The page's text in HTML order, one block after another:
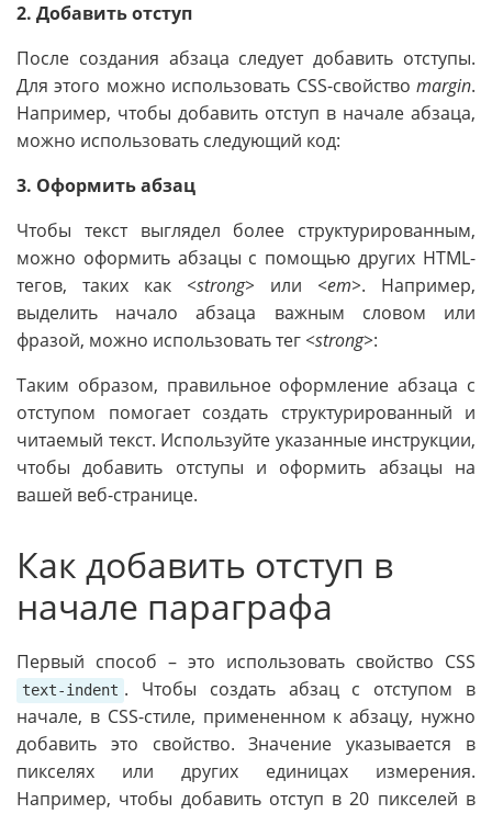
2. Добавить отступ
После создания абзаца следует добавить отступы.
Для этого можно использовать CSS-свойство margin.
Например, чтобы добавить отступ в начале абзаца,
можно использовать следующий код:
3. Оформить абзац
Чтобы текст выглядел более структурированным,
можно оформить абзацы с помощью других HTML-
тегов, таких как <strong> или <em>. Например,
выделить начало абзаца важным словом или
фразой, можно использовать тег <strong>:
Таким образом, правильное оформление абзаца с
отступом помогает создать структурированный и
читаемый текст. Используйте указанные инструкции,
чтобы добавить отступы и оформить абзацы на
вашей веб-странице.
Как добавить отступ в
начале параграфа
Первый способ – это использовать свойство CSS
text-indent . Чтобы создать абзац с отступом в
начале, в CSS-стиле, примененном к абзацу, нужно
добавить это свойство. Значение указывается в
пикселях или других единицах измерения.
Например, чтобы добавить отступ в 20 пикселей в